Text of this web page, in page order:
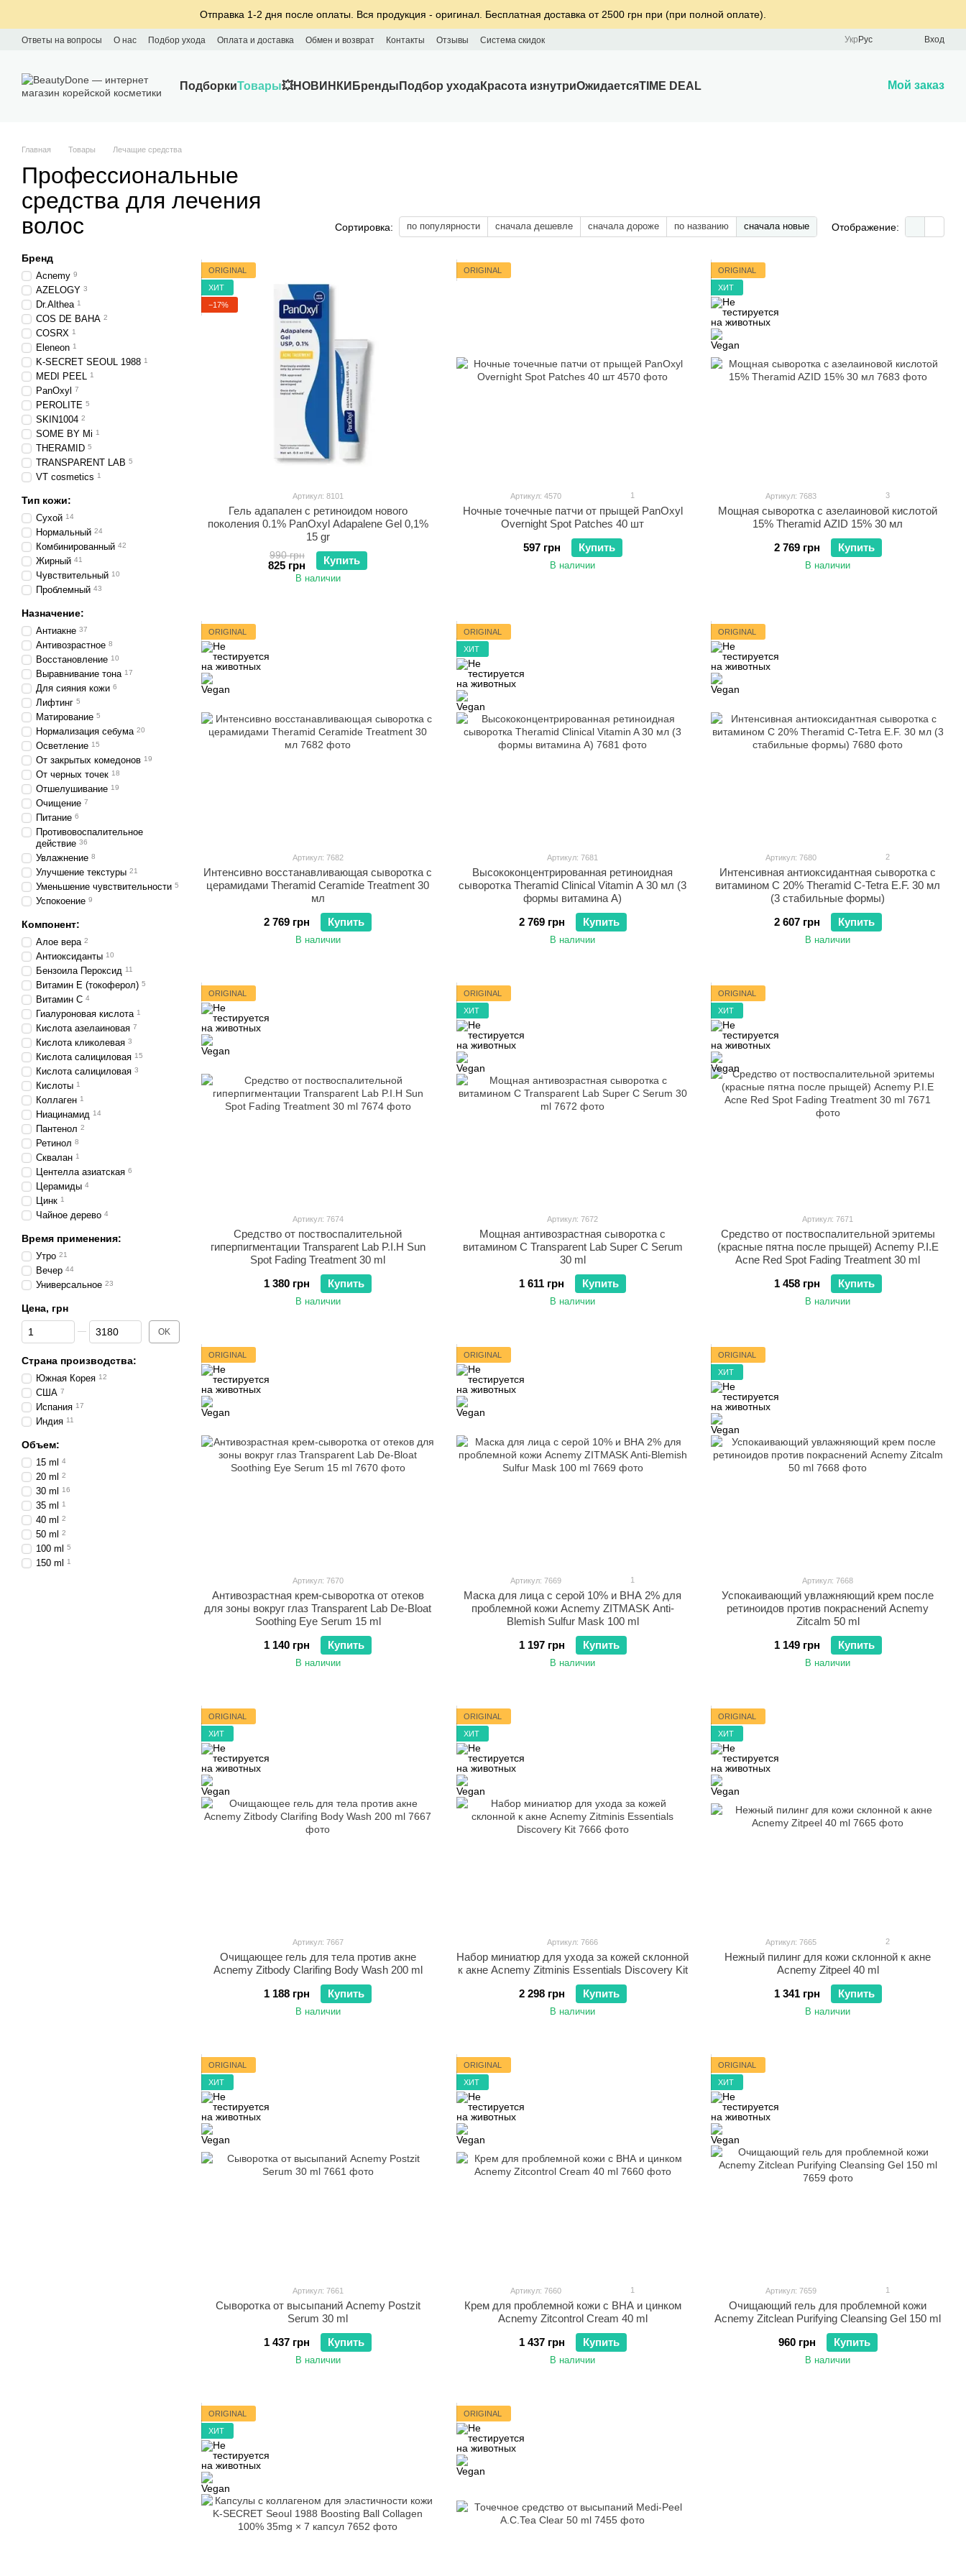
Отправка 1-2 дня после оплаты. Вся продукция - оригинал. Бесплатная доставка от 2500 грн при (при полной оплате).
Ответы на вопросы О нас Подбор ухода Оплата и доставка Обмен и возврат Контакты Отзывы Система скидок Укр Рус Вход
ПодборкиТовары💥НОВИНКИ Бренды Подбор уходаКрасота изнутриОжидаетсяTIME DEAL Мой заказ
Главная Товары Лечащие средства
Профессиональные
средства для лечения
волос
Сортировка: по популярности сначала дешевле сначала дороже по названию сначала новые Отображение:
ORIGINAL
ХИТ
−17%
Артикул: 8101
Гель адапален с ретиноидом нового
поколения 0.1% PanOxyl Adapalene Gel 0,1%
15 gr
990 грн
825 грн Купить
В наличии
ORIGINAL
Артикул: 4570 1
Ночные точечные патчи от прыщей PanOxyl
Overnight Spot Patches 40 шт
597 грн
Купить
В наличии
ORIGINAL
ХИТ
Артикул: 7683 3
Мощная сыворотка с азелаиновой кислотой
15% Theramid AZID 15% 30 мл
2 769 грн
Купить
В наличии
ORIGINAL
Артикул: 7682
Интенсивно восстанавливающая сыворотка с
церамидами Theramid Ceramide Treatment 30
мл
2 769 грн
Купить
В наличии
ORIGINAL
ХИТ
Артикул: 7681
Высококонцентрированная ретиноидная
сыворотка Theramid Clinical Vitamin A 30 мл (3
формы витамина А)
2 769 грн
Купить
В наличии
ORIGINAL
Артикул: 7680 2
Интенсивная антиоксидантная сыворотка с
витамином С 20% Theramid C-Tetra E.F. 30 мл
(3 стабильные формы)
2 607 грн
Купить
В наличии
ORIGINAL
Артикул: 7674
Средство от поствоспалительной
гиперпигментации Transparent Lab P.I.H Sun
Spot Fading Treatment 30 ml
1 380 грн
Купить
В наличии
ORIGINAL
ХИТ
Артикул: 7672
Мощная антивозрастная сыворотка с
витамином C Transparent Lab Super C Serum
30 ml
1 611 грн
Купить
В наличии
ORIGINAL
ХИТ
Артикул: 7671
Средство от поствоспалительной эритемы
(красные пятна после прыщей) Acnemy P.I.E
Acne Red Spot Fading Treatment 30 ml
1 458 грн
Купить
В наличии
ORIGINAL
Артикул: 7670
Антивозрастная крем-сыворотка от отеков
для зоны вокруг глаз Transparent Lab De-Bloat
Soothing Eye Serum 15 ml
1 140 грн
Купить
В наличии
ORIGINAL
Артикул: 7669 1
Маска для лица с серой 10% и ВНА 2% для
проблемной кожи Acnemy ZITMASK Anti-
Blemish Sulfur Mask 100 ml
1 197 грн
Купить
В наличии
ORIGINAL
ХИТ
Артикул: 7668
Успокаивающий увлажняющий крем после
ретиноидов против покраснений Acnemy
Zitcalm 50 ml
1 149 грн
Купить
В наличии
ORIGINAL
ХИТ
Артикул: 7667
Очищающее гель для тела против акне
Acnemy Zitbody Clarifing Body Wash 200 ml
1 188 грн
Купить
В наличии
ORIGINAL
ХИТ
Артикул: 7666
Набор миниатюр для ухода за кожей склонной
к акне Acnemy Zitminis Essentials Discovery Kit
2 298 грн
Купить
В наличии
ORIGINAL
ХИТ
Артикул: 7665 2
Нежный пилинг для кожи склонной к акне
Acnemy Zitpeel 40 ml
1 341 грн
Купить
В наличии
ORIGINAL
ХИТ
Артикул: 7661
Сыворотка от высыпаний Acnemy Postzit
Serum 30 ml
1 437 грн
Купить
В наличии
ORIGINAL
ХИТ
Артикул: 7660 1
Крем для проблемной кожи с ВНА и цинком
Acnemy Zitcontrol Cream 40 ml
1 437 грн
Купить
В наличии
ORIGINAL
ХИТ
Артикул: 7659 1
Очищающий гель для проблемной кожи
Acnemy Zitclean Purifying Cleansing Gel 150 ml
960 грн
Купить
В наличии
ORIGINAL
ХИТ
ORIGINAL
Бренд
Acnemy 9
AZELOGY 3
Dr.Althea 1
COS DE BAHA 2
COSRX 1
Eleneon 1
K-SECRET SEOUL 1988 1
MEDI PEEL 1
PanOxyl 7
PEROLITE 5
SKIN1004 2
SOME BY Mi 1
THERAMID 5
TRANSPARENT LAB 5
VT cosmetics 1
Тип кожи:
Сухой 14
Нормальный 24
Комбинированный 42
Жирный 41
Чувствительный 10
Проблемный 43
Назначение:
Антиакне 37
Антивозрастное 8
Восстановление 10
Выравнивание тона 17
Для сияния кожи 6
Лифтинг 5
Матирование 5
Нормализация себума 20
Осветление 15
От закрытых комедонов 19
От черных точек 18
Отшелушивание 19
Очищение 7
Питание 6
Противовоспалительное
действие 36
Увлажнение 8
Улучшение текстуры 21
Уменьшение чувствительности 5
Успокоение 9
Компонент:
Алое вера 2
Антиоксиданты 10
Бензоила Пероксид 11
Витамин Е (токоферол) 5
Витамин С 4
Гиалуроновая кислота 1
Кислота азелаиновая 7
Кислота кликолевая 3
Кислота салициловая 15
Кислота салициловая 3
Кислоты 1
Коллаген 1
Ниацинамид 14
Пантенол 2
Ретинол 8
Сквалан 1
Центелла азиатская 6
Церамиды 4
Цинк 1
Чайное дерево 4
Время применения:
Утро 21
Вечер 44
Универсальное 23
Цена, грн
От Цена, грн
До Цена, грн OK
Страна производства:
Южная Корея 12
США 7
Испания 17
Индия 11
Объем:
15 ml 4
20 ml 2
30 ml 16
35 ml 1
40 ml 2
50 ml 2
100 ml 5
150 ml 1